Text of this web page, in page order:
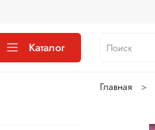
Каталог
Главная